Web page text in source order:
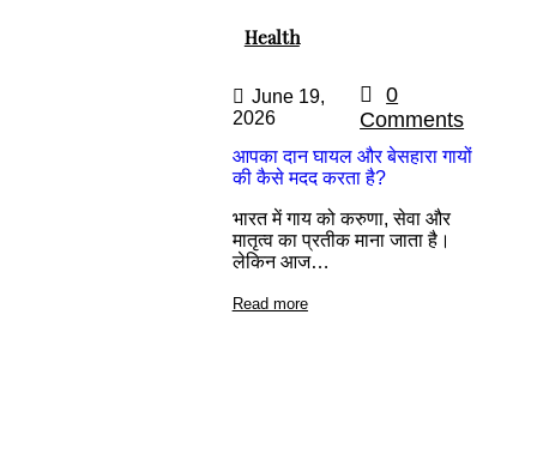
Health
June 19,
2026
0
Comments
आपका दान घायल और बेसहारा गायों
की कैसे मदद करता है?
भारत में गाय को करुणा, सेवा और
मातृत्व का प्रतीक माना जाता है।
लेकिन आज…
Read more